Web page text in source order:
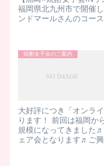
福岡県北九州市で開催
ンドマールさんのコー
焼酎女子会のご案内
大好評につき「オンラ
ります！ 前回は福岡か
規模になってきました
ェア会となります♬ご